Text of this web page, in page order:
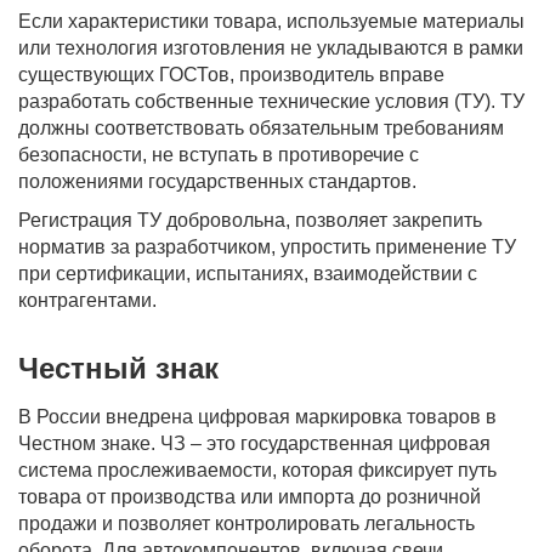
Если характеристики товара, используемые материалы
или технология изготовления не укладываются в рамки
существующих ГОСТов, производитель вправе
разработать собственные технические условия (ТУ). ТУ
должны соответствовать обязательным требованиям
безопасности, не вступать в противоречие с
положениями государственных стандартов.
Регистрация ТУ добровольна, позволяет закрепить
норматив за разработчиком, упростить применение ТУ
при сертификации, испытаниях, взаимодействии с
контрагентами.
Честный знак
В России внедрена цифровая маркировка товаров в
Честном знаке. ЧЗ – это государственная цифровая
система прослеживаемости, которая фиксирует путь
товара от производства или импорта до розничной
продажи и позволяет контролировать легальность